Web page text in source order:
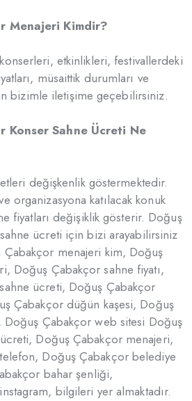
Menajeri Kimdir?
etkinlikleri, festivallerdeki
müsaittik durumları ve
bizimle iletişime geçebilirsiniz.
Konser Sahne Ücreti Ne
değişkenlik göstermektedir.
organizasyona katılacak konuk
fiyatları değişiklik gösterir. Doğuş
ücreti için bizi arayabilirsiniz
Çabakçor menajeri kim, Doğuş
Doğuş Çabakçor sahne fiyatı,
ücreti, Doğuş Çabakçor
Çabakçor düğün kaşesi, Doğuş
Çabakçor web sitesi Doğuş
Doğuş Çabakçor menajeri,
Doğuş Çabakçor belediye
bahar şenliği,
bilgileri yer almaktadır.